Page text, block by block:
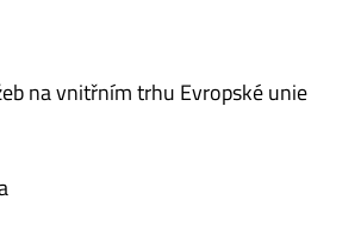
na vnitřním trhu Evropské unie